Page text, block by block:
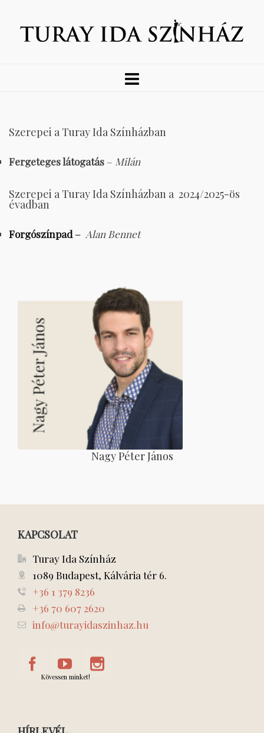
Szerepei a Turay Ida Színházban
Fergeteges látogatás – Milán
Szerepei a Turay Ida Színházban a 2024/2025-ös
évadban
Forgószínpad – Alan Bennet
Nagy Péter János
KAPCSOLAT
Turay Ida Színház
1089 Budapest, Kálvária tér 6.
+36 1 379 8236
+36 70 607 2620
info@turayidaszinhaz.hu
Kövessen minket!